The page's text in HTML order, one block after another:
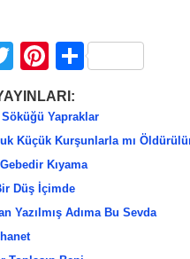
T
wi
tt
er
Pi
nt
er
e
st
S
ar
e
Söküğü Yapraklar
Küçük Kurşunlarla mı
Kıyama
Düş İçimde
Yazılmış Adıma Bu Sevda